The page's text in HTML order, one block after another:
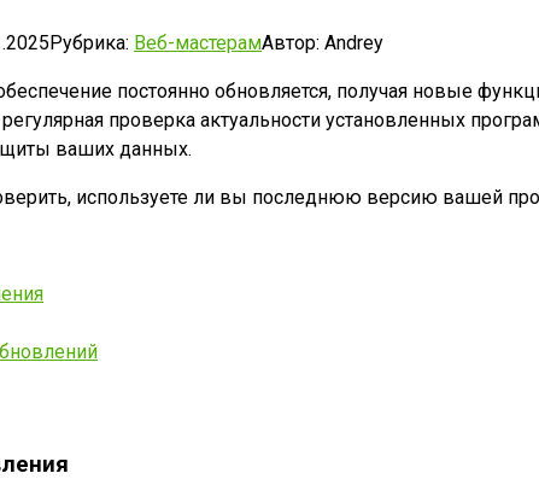
Рубрика: Веб-мастерамАвтор: Andrey
постоянно обновляется, получая новые
проверка актуальности установленных
ваших данных.
используете ли вы последнюю версию вашей